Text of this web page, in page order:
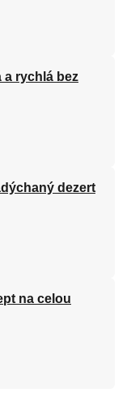
a rychlá bez
dezert
na celou